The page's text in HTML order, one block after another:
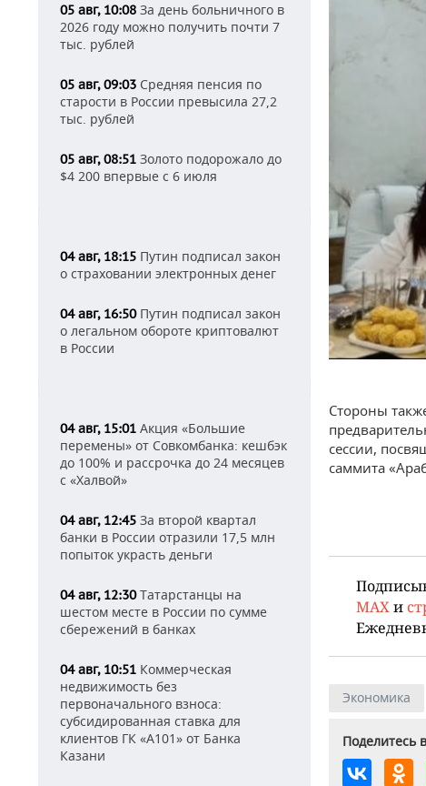
05 авг, 10:08 За день больничного в
2026 году можно получить почти 7
тыс. рублей
05 авг, 09:03 Средняя пенсия по
старости в России превысила 27,2
тыс. рублей
05 авг, 08:51 Золото подорожало до
$4 200 впервые с 6 июля
04 авг, 18:15 Путин подписал закон
о страховании электронных денег
04 авг, 16:50Путин подписал закон
о легальном обороте криптовалют
в России
04 авг, 15:01 Акция «Большие
перемены» от Совкомбанка: кешбэк
до 100% и рассрочка до 24 месяцев
с «Халвой»
04 авг, 12:45 За второй квартал
банки в России отразили 17,5 млн
попыток украсть деньги
04 авг, 12:30Татарстанцы на
шестом месте в России по сумме
сбережений в банках
04 авг, 10:51 Коммерческая
недвижимость без
первоначального взноса:
субсидированная ставка для
клиентов ГК «А101» от Банка
Казани
Стороны
сессии,
саммита
MAX и
Экономика
Поделитесь